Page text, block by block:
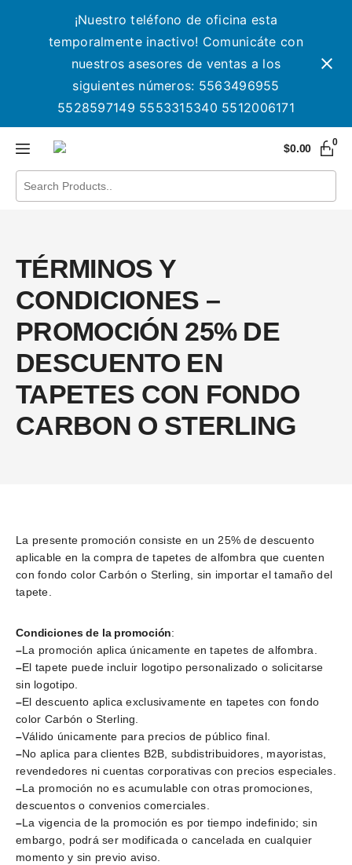
¡Nuestro teléfono de oficina esta
temporalmente inactivo! Comunicáte con
nuestros asesores de ventas a los
siguientes números: 5563496955
5528597149 5553315340 5512006171
$0.00
0
TÉRMINOS Y
CONDICIONES –
PROMOCIÓN 25% DE
DESCUENTO EN
TAPETES CON FONDO
CARBON O STERLING
La presente promoción consiste en un 25% de descuento
aplicable en la compra de tapetes de alfombra que cuenten
con fondo color Carbón o Sterling, sin importar el tamaño del
tapete.
Condiciones de la promoción:
–La promoción aplica únicamente en tapetes de alfombra.
–El tapete puede incluir logotipo personalizado o solicitarse
sin logotipo.
–El descuento aplica exclusivamente en tapetes con fondo
color Carbón o Sterling.
–Válido únicamente para precios de público final.
–No aplica para clientes B2B, subdistribuidores, mayoristas,
revendedores ni cuentas corporativas con precios especiales.
–La promoción no es acumulable con otras promociones,
descuentos o convenios comerciales.
–La vigencia de la promoción es por tiempo indefinido; sin
embargo, podrá ser modificada o cancelada en cualquier
momento y sin previo aviso.